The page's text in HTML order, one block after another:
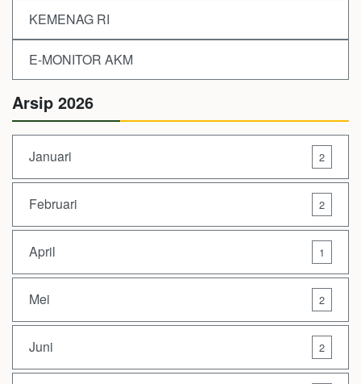
KEMENAG RI
E-MONITOR AKM
Arsip 2026
Januari 2
Februari 2
April 1
Mei 2
Juni 2